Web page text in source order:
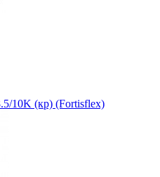
10K (кр) (Fortisflex)